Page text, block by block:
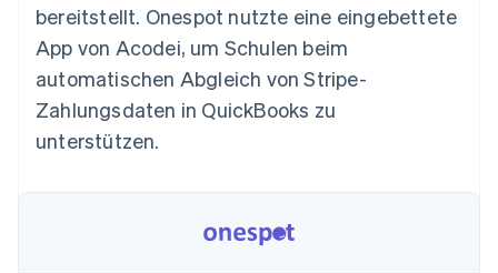
Betrugsprävention
Atlas
Start-up-Gründung
CO₂-Entnahme
Identity
Ecosystem
Partner
Stripe App-Marktplatz
bereitstellt. Onespot nutzte eine eingebettete
App von Acodei, um Schulen beim
automatischen Abgleich von Stripe-
Zahlungsdaten in QuickBooks zu
unterstützen.